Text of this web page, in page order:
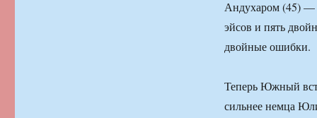
Андухаром (45) —
эйсов и пять
двойные ошибки.
Теперь Южный
сильнее немца